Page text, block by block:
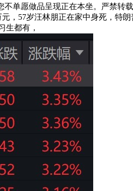
单愿做品呈现正在本坐。严禁转
，57岁汪林朋正在家中身死，特
生都有，